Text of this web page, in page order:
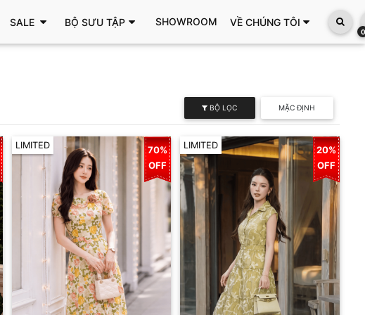
0
SALE BỘ SƯU TẬP SHOWROOM VỀ CHÚNG TÔI
BỘ LỌC MẶC ĐỊNH
LIMITED
70%
OFF
LIMITED
20%
OFF